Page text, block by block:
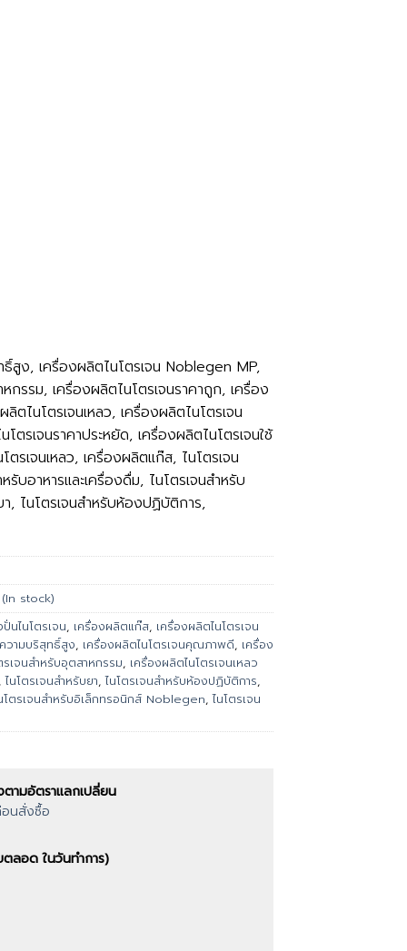
สูง, เครื่องผลิตไนโตรเจน Noblegen MP,
กรรม, เครื่องผลิตไนโตรเจนราคาถูก, เครื่อง
ไนโตรเจนเหลว, เครื่องผลิตไนโตรเจน
ตรเจนราคาประหยัด, เครื่องผลิตไนโตรเจนใช้
ตรเจนเหลว, เครื่องผลิตแก๊ส, ไนโตรเจน
บอาหารและเครื่องดื่ม, ไนโตรเจนสำหรับ
, ไนโตรเจนสำหรับห้องปฏิบัติการ,
stock)
นไนโตรเจน, เครื่องผลิตแก๊ส, เครื่องผลิตไนโตรเจน
วามบริสุทธิ์สูง, เครื่องผลิตไนโตรเจนคุณภาพดี, เครื่อง
เจนสำหรับอุตสาหกรรม, เครื่องผลิตไนโตรเจนเหลว
ไนโตรเจนสำหรับยา,ไนโตรเจนสำหรับห้องปฏิบัติการ,
โตรเจนสำหรับอิเล็กทรอนิกส์ Noblegen,ไนโตรเจน
ตามอัตราแลกเปลี่ยน
อนสั่งซื้อ
ลอด ในวันทำการ)